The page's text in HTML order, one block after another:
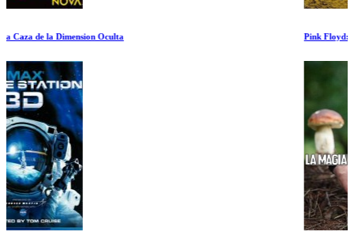
Pink Floyd: La creacion de The Dark Side of the Moon